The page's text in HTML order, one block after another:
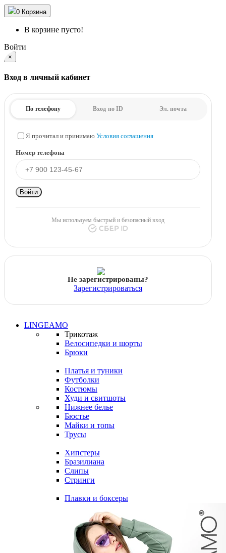
0 Корзина
В корзине пусто!
Войти
×
Вход в личный кабинет
По телефону Вход по ID Эл. почта
Я прочитал и принимаю Условия соглашения
Номер телефона
Войти
Мы используем быстрый и безопасный вход
Не зарегистрированы?
Зарегистрироваться
LINGEAMO
Трикотаж
Велосипедки и шорты
Брюки
Платья и туники
Футболки
Костюмы
Худи и свитшоты
Нижнее белье
Бюстье
Майки и топы
Трусы
Хипстеры
Бразилиана
Слипы
Стринги
Плавки и боксеры